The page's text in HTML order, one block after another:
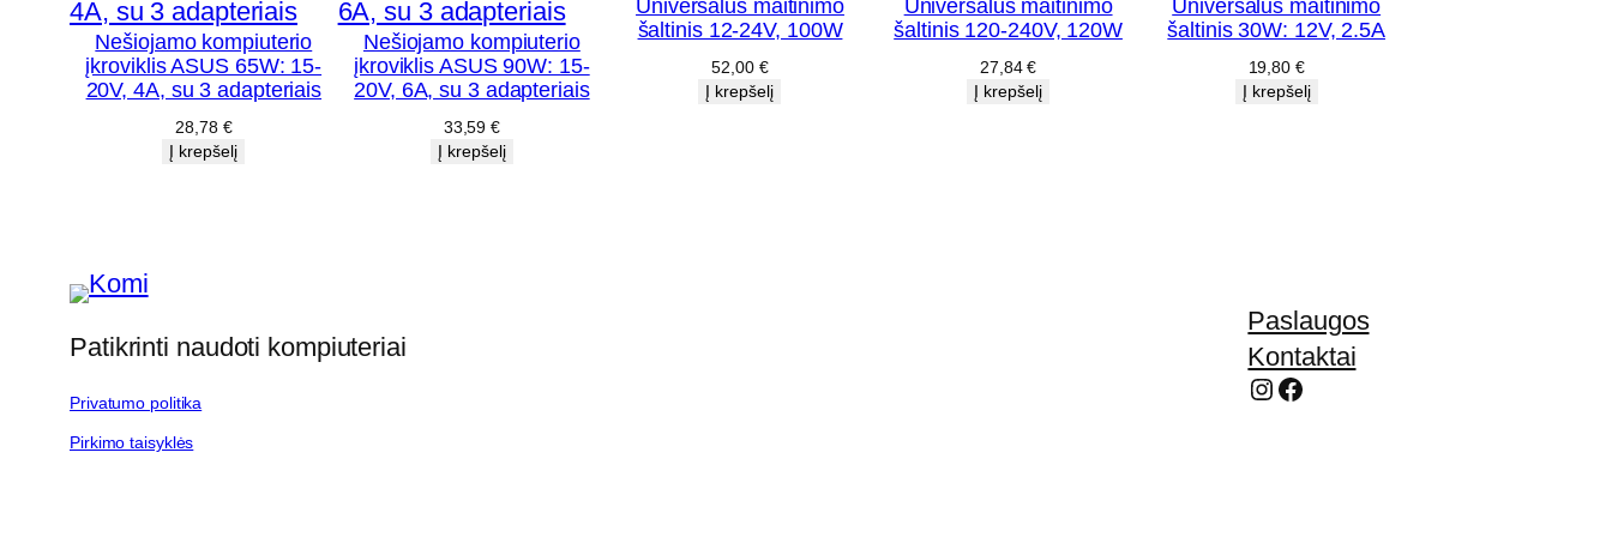
3
×
Nešiojamo kompiuterio
įkroviklis ASUS 65W: 15-
20V, 4A, su 3 adapteriais
28,78 €
Į krepšelį
Nešiojamo kompiuterio
įkroviklis ASUS 90W: 15-
20V, 6A, su 3 adapteriais
33,59€
Į krepšelį
Universalus maitinimo
šaltinis 12-24V, 100W
52,00 €
Į krepšelį
Universalus maitinimo
šaltinis 120-240V, 120W
27,84€
Į krepšelį
Universalus maitinimo
šaltinis 30W: 12V, 2.5A
19,80 €
Į krepšelį
Patikrinti naudoti kompiuteriai
Privatumo politika
Pirkimo taisyklės
Paslaugos
Kontaktai
Instagram Facebook